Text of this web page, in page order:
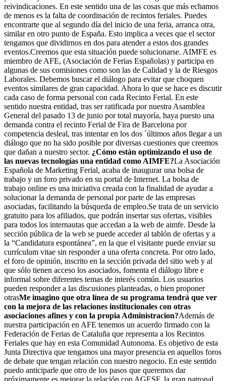
reivindicaciones. En este sentido una de las cosas que más echamos
de menos es la falta de coordinación de recintos feriales. Puedes
encontrarte que al segundo día del inicio de una feria, arranca otra,
similar en otro punto de España. Esto implica a veces que el sector
tengamos que dividirnos en dos para atender a estos dos grandes
eventos.Creemos que esta situación puede solucionarse. AIMFE es
miembro de AFE, (Asociación de Ferias Españolas) y participa en
algunas de sus comisiones como son las de Calidad y la de Riesgos
Laborales. Debemos buscar el diálogo para evitar que choquen
eventos similares de gran capacidad. Ahora lo que se hace es discutir
cada caso de forma personal con cada Recinto Ferial. En este
sentido nuestra entidad, tras ser ratificada por nuestra Asamblea
General del pasado 13 de junio por total mayoría, haya puesto una
demanda contra el recinto Ferial de Fira de Barcelona por
competencia desleal, tras intentar en los dos ´últimos años llegar a un
diálogo que no ha sido posible por diversas cuestiones que creemos
que dañan a nuestro sector. ¿Cómo están optimizando el uso de
las nuevas tecnologías una entidad como AIMFE?La Asociación
Española de Marketing Ferial, acaba de inaugurar una bolsa de
trabajo y un foro privado en su portal de Internet. La bolsa de
trabajo online es una iniciativa creada con la finalidad de ayudar a
solucionar la demanda de personal por parte de las empresas
asociadas, facilitando la búsqueda de empleo.Se trata de un servicio
gratuito para los afiliados, que podrán insertar sus ofertas, visibles
para todos los internautas que accedan a la web de aimfe. Desde la
sección pública de la web se puede acceder al tablón de ofertas y a
la “Candidatura espontánea”, en la que el visitante puede enviar su
currículum vitae sin responder a una oferta concreta. Por otro lado,
el foro de opinión, inscrito en la sección privada del sitio web y al
que sólo tienen acceso los asociados, fomenta el diálogo libre e
informal sobre diferentes temas de interés común. Los usuarios
pueden responder a las discusiones planteadas, o bien proponer
otrasMe imagino que otra línea de su programa tendrá que ver
con la mejora de las relaciones institucionales con otras
asociaciones afines y con la propia Administracion?Además de
nuestra participación en AFE tenemos un acuerdo firmado con la
Federación de Ferias de Cataluña que representa a los Recintos
Feriales que hay en esta Comunidad Autonoma. Es objetivo de esta
Junta Directiva que tengamos una mayor presencia en aquellos foros
de debate que tengan relación con nuestro negocio. En este sentido
puedo anticiparle que otro de los pasos que queremos dar
próximamente es mejorar la relación con AGESF, la gran patronal